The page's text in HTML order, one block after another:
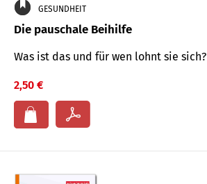
GESUNDHEIT
Die pauschale Beihilfe
Was ist das und für wen lohnt sie sich?
2,50 €